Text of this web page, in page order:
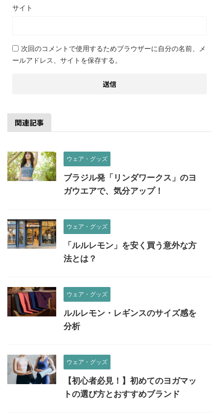
サイト
次回のコメントで使用するためブラウザーに自分の名前、メ
ールアドレス、サイトを保存する。
関連記事
ウェア・グッズ
ブラジル発「リンダワークス」のヨ
ガウエアで、気分アップ！
ウェア・グッズ
「ルルレモン」を安く買う意外な方
法とは？
ウェア・グッズ
ルルレモン・レギンスのサイズ感を
分析
ウェア・グッズ
【初心者必見！】初めてのヨガマッ
トの選び方とおすすめブランド